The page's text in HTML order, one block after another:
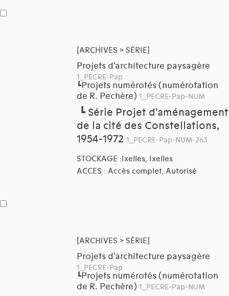
[ARCHIVES > SÉRIE]
Projets d'architecture paysagère
1_PECRE-Pap
┗Projets numérotés (numérotation
de R. Pechère) 1_PECRE-Pap-NUM
┗ Série Projet d'aménagement
de la cité des Constellations,
1954-1972 1_PECRE-Pap-NUM-263
STOCKAGE :Ixelles, Ixelles
ACCES : Accès complet, Autorisé
[ARCHIVES > SÉRIE]
Projets d'architecture paysagère
1_PECRE-Pap
┗Projets numérotés (numérotation
de R. Pechère) 1_PECRE-Pap-NUM